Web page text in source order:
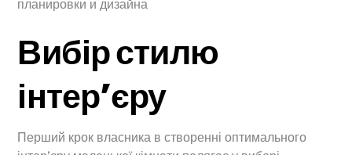
Вибір стилю
інтер’єру
Перший крок власника в створенні оптимального